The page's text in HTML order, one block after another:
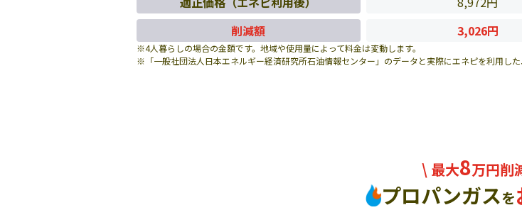
削減額
3,026円
※4人暮らしの場合の金額です。地域や使用量によって料金は変動します。
※「一般社団法人日本エネルギー経済研究所石油情報センター」のデータと実際にエネピを利用し
\ 最大8万円削
プロパンガスを